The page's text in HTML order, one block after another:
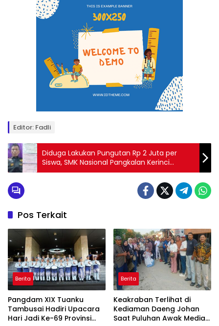
Editor: Fadli
Diduga Lakukan Pungutan Rp 2 Juta per
Siswa, SMK Nasional Pangkalan Kerinci
Disorot LSM
Pos Terkait
Berita
Pangdam XIX Tuanku
Tambusai Hadiri Upacara
Hari Jadi Ke-69 Provinsi
Berita
Keakraban Terlihat di
Kediaman Daeng Johan
Saat Puluhan Awak Media